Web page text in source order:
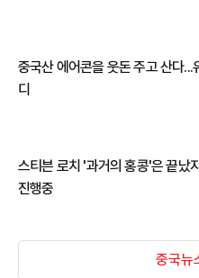
중국산 에어콘을 웃돈 주고 산다...
디
스티븐 로치 '과거의 홍콩'은 끝났
진행중
중국뉴